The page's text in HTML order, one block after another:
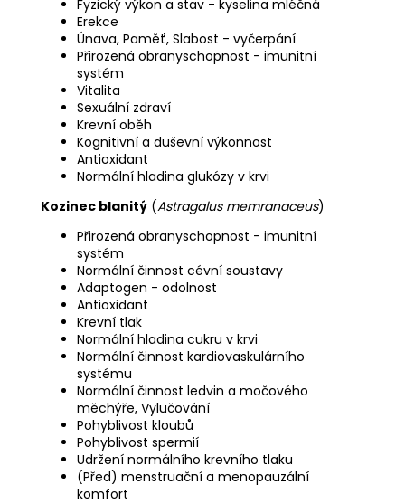
Fyzický výkon a stav - kyselina mléčná
Erekce
Únava, Paměť, Slabost - vyčerpání
Přirozená obranyschopnost - imunitní
systém
Vitalita
Sexuální zdraví
Krevní oběh
Kognitivní a duševní výkonnost
Antioxidant
Normální hladina glukózy v krvi
Kozinec blanitý (Astragalus memranaceus)
Přirozená obranyschopnost - imunitní
systém
Normální činnost cévní soustavy
Adaptogen - odolnost
Antioxidant
Krevní tlak
Normální hladina cukru v krvi
Normální činnost kardiovaskulárního
systému
Normální činnost ledvin a močového
měchýře, Vylučování
Pohyblivost kloubů
Pohyblivost spermií
Udržení normálního krevního tlaku
(Před) menstruační a menopauzální
komfort